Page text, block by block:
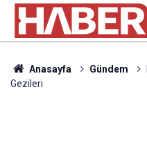
Anasayfa Gündem
Gezileri